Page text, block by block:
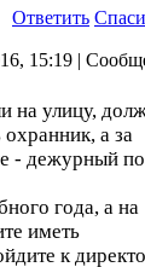
Ответить
15:19 |
на улицу,
охранник, а за
- дежурный
года, а на
иметь
к